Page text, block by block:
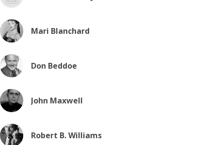
Mari Blanchard
Don Beddoe
John Maxwell
Robert B. Williams